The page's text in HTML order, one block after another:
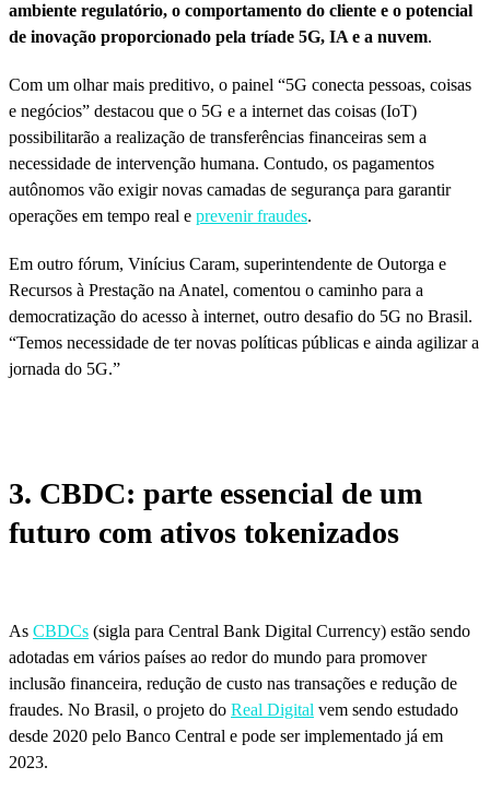
ambiente regulatório, o comportamento do cliente e o potencial
de inovação proporcionado pela tríade 5G, IA e a nuvem.
Com um olhar mais preditivo, o painel “5G conecta pessoas, coisas
e negócios” destacou que o 5G e a internet das coisas (IoT)
possibilitarão a realização de transferências financeiras sem a
necessidade de intervenção humana. Contudo, os pagamentos
autônomos vão exigir novas camadas de segurança para garantir
operações em tempo real e prevenir fraudes.
Em outro fórum, Vinícius Caram, superintendente de Outorga e
Recursos à Prestação na Anatel, comentou o caminho para a
democratização do acesso à internet, outro desafio do 5G no Brasil.
“Temos necessidade de ter novas políticas públicas e ainda agilizar a
jornada do 5G.”
3. CBDC: parte essencial de um
futuro com ativos tokenizados
As CBDCs (sigla para Central Bank Digital Currency) estão sendo
adotadas em vários países ao redor do mundo para promover
inclusão financeira, redução de custo nas transações e redução de
fraudes. No Brasil, o projeto do Real Digital vem sendo estudado
desde 2020 pelo Banco Central e pode ser implementado já em
2023.